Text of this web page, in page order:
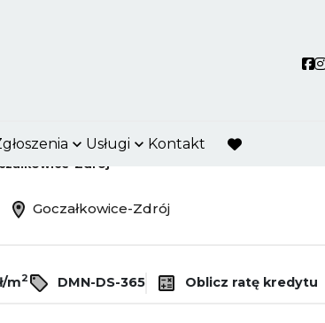
Usługi Kontakt
favorite
Zdrój
Goczałkowice-Zdrój
m2 DMN-DS-365 Oblicz ratę kredytu